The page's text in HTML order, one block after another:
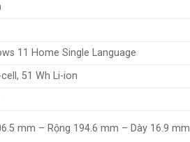
11 Home Single Language
cell, 51 Wh Li-ion
mm – Rộng 194.6 mm – Dày 16.9 mm